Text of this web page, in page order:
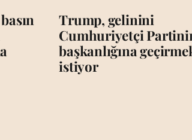
Trump, gelinini
Cumhuriyetçi
başkanlığına
istiyor